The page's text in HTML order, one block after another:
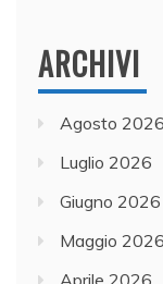
ARCHIVI
Agosto 2026
Luglio 2026
Giugno 2026
Maggio 2026
Aprile 2026